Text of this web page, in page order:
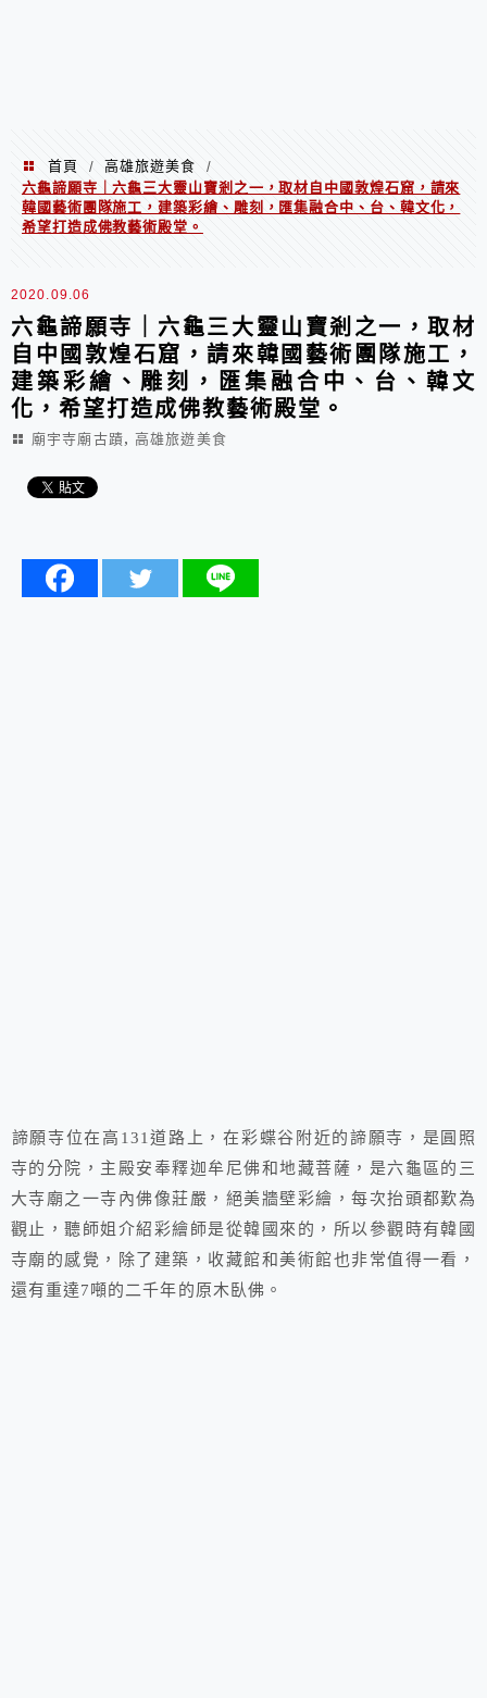
首頁 / 高雄旅遊美食
/
六龜諦願寺｜六龜三大靈山寶剎之一，取材自中國敦煌石窟，請來
韓國藝術團隊施工，建築彩繪、雕刻，匯集融合中、台、韓文化，
希望打造成佛教藝術殿堂。
2020.09.06
六龜諦願寺｜六龜三大靈山寶剎之一，取材
自中國敦煌石窟，請來韓國藝術團隊施工，
建築彩繪、雕刻，匯集融合中、台、韓文
化，希望打造成佛教藝術殿堂。
廟宇寺廟古蹟,高雄旅遊美食
諦願寺位在高131道路上，在彩蝶谷附近的諦願寺，是圓照
寺的分院，主殿安奉釋迦牟尼佛和地藏菩薩，是六龜區的三
大寺廟之一寺內佛像莊嚴，絕美牆壁彩繪，每次抬頭都歎為
觀止，聽師姐介紹彩繪師是從韓國來的，所以參觀時有韓國
寺廟的感覺，除了建築，收藏館和美術館也非常值得一看，
還有重達7噸的二千年的原木臥佛。